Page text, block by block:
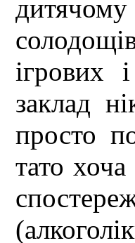
ігрових
заклад
просто
тато